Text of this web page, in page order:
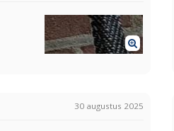
30 augustus 2025